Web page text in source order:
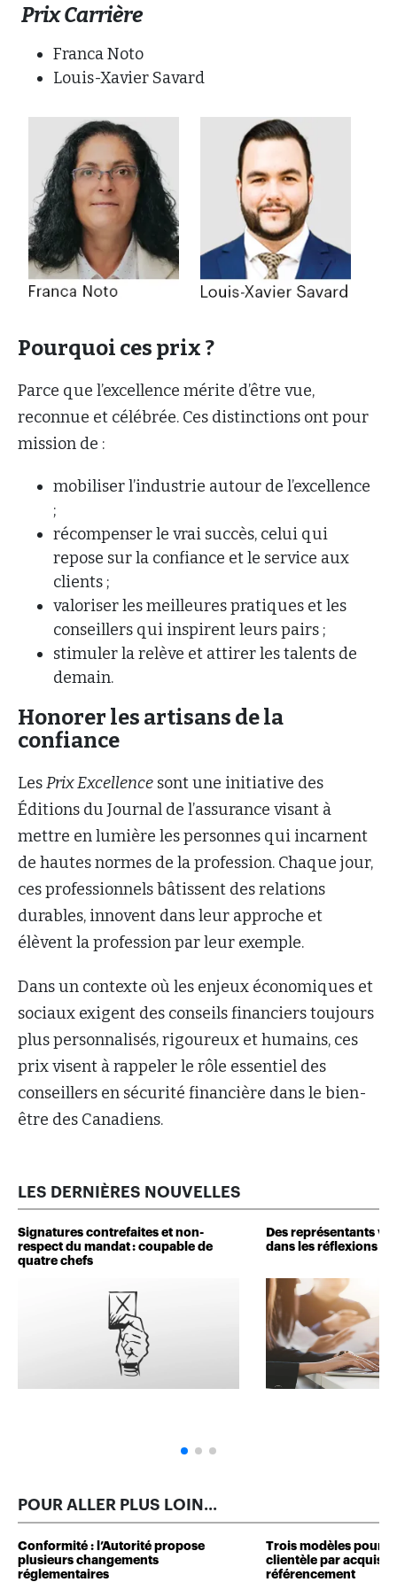
Prix Carrière
Franca Noto
Louis-Xavier Savard
Pourquoi ces prix ?
Parce que l’excellence mérite d’être vue,
reconnue et célébrée. Ces distinctions ont pour
mission de :
mobiliser l’industrie autour de l’excellence
;
récompenser le vrai succès, celui qui
repose sur la confiance et le service aux
clients ;
valoriser les meilleures pratiques et les
conseillers qui inspirent leurs pairs ;
stimuler la relève et attirer les talents de
demain.
Honorer les artisans de la
confiance
LesPrix Excellence sont une initiative des
Éditions du Journal de l’assurance visant à
mettre en lumière les personnes qui incarnent
de hautes normes de la profession. Chaque jour,
ces professionnels bâtissent des relations
durables, innovent dans leur approche et
élèvent la profession par leur exemple.
Dans un contexte où les enjeux économiques et
sociaux exigent des conseils financiers toujours
plus personnalisés, rigoureux et humains, ces
prix visent à rappeler le rôle essentiel des
conseillers en sécurité financière dans le bien-
être des Canadiens.
LES DERNIÈRES NOUVELLES
Signatures contrefaites et non-
respect du mandat : coupable de
quatre chefs
Des représentants
dans les réflexions de
POUR ALLER PLUS LOIN...
Conformité : l’Autorité propose
plusieurs changements
réglementaires
Trois modèles pour
clientèle par
référencement